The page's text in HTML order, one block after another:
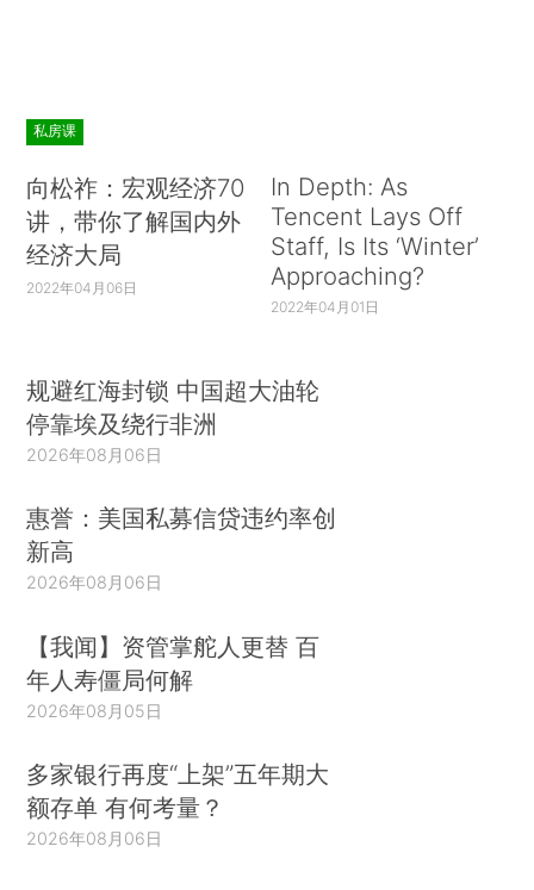
私房课
向松祚：宏观经济70
讲，带你了解国内外
经济大局
2022年04月06日
In Depth: As
Tencent Lays Off
Staff, Is Its ‘Winter’
Approaching?
2022年04月01日
规避红海封锁 中国超大油轮
停靠埃及绕行非洲
2026年08月06日
惠誉：美国私募信贷违约率创
新高
2026年08月06日
【我闻】资管掌舵人更替 百
年人寿僵局何解
2026年08月05日
多家银行再度“上架”五年期大
额存单 有何考量？
2026年08月06日